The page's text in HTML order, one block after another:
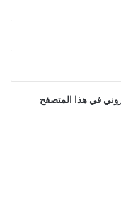
في هذا المتصفح